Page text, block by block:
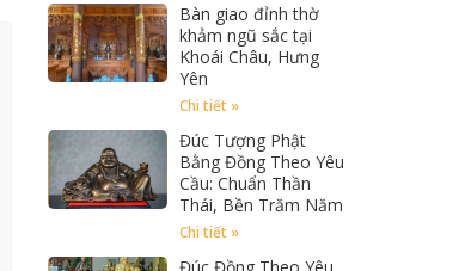
Bàn giao đỉnh thờ
khảm ngũ sắc tại
Khoái Châu, Hưng
Yên
Chi tiết »
Đúc Tượng Phật
Bằng Đồng Theo Yêu
Cầu: Chuẩn Thần
Thái, Bền Trăm Năm
Chi tiết »
Đúc Đồng Theo Yêu